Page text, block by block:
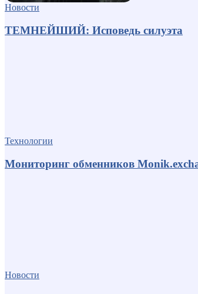
Новости
ТЕМНЕЙШИЙ: Исповедь силуэта
Технологии
Мониторинг обменников
Новости